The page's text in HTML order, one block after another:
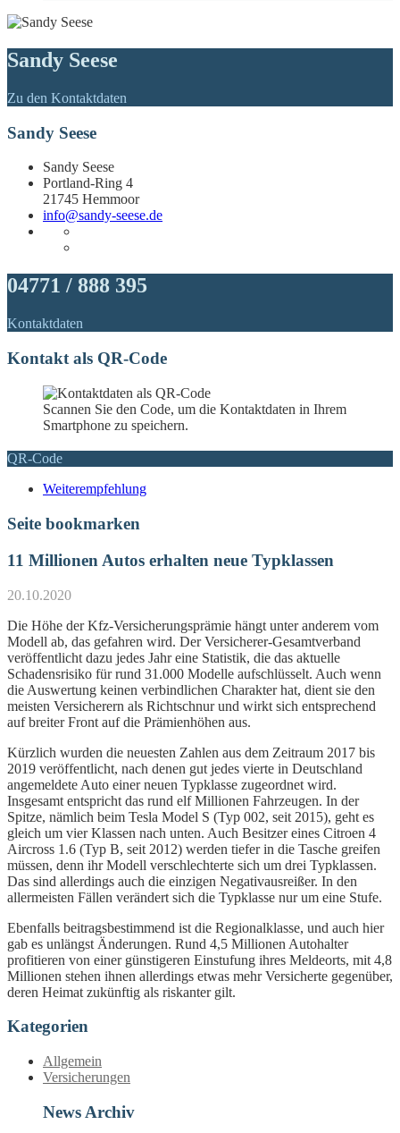
Sandy Seese
Zu den Kontaktdaten
Sandy Seese
Sandy Seese
Portland-Ring 4
21745 Hemmoor
info@sandy-seese.de
04771 / 888 395
Kontaktdaten
Kontakt als QR-Code
Scannen Sie den Code, um die Kontaktdaten in Ihrem
Smartphone zu speichern.
QR-Code
Weiterempfehlung
Seite bookmarken
11 Millionen Autos erhalten neue Typklassen
20.10.2020
Die Höhe der Kfz-Versicherungsprämie hängt unter anderem vom
Modell ab, das gefahren wird. Der Versicherer-Gesamtverband
veröffentlicht dazu jedes Jahr eine Statistik, die das aktuelle
Schadensrisiko für rund 31.000 Modelle aufschlüsselt. Auch wenn
die Auswertung keinen verbindlichen Charakter hat, dient sie den
meisten Versicherern als Richtschnur und wirkt sich entsprechend
auf breiter Front auf die Prämienhöhen aus.
Kürzlich wurden die neuesten Zahlen aus dem Zeitraum 2017 bis
2019 veröffentlicht, nach denen gut jedes vierte in Deutschland
angemeldete Auto einer neuen Typklasse zugeordnet wird.
Insgesamt entspricht das rund elf Millionen Fahrzeugen. In der
Spitze, nämlich beim Tesla Model S (Typ 002, seit 2015), geht es
gleich um vier Klassen nach unten. Auch Besitzer eines Citroen 4
Aircross 1.6 (Typ B, seit 2012) werden tiefer in die Tasche greifen
müssen, denn ihr Modell verschlechterte sich um drei Typklassen.
Das sind allerdings auch die einzigen Negativausreißer. In den
allermeisten Fällen verändert sich die Typklasse nur um eine Stufe.
Ebenfalls beitragsbestimmend ist die Regionalklasse, und auch hier
gab es unlängst Änderungen. Rund 4,5 Millionen Autohalter
profitieren von einer günstigeren Einstufung ihres Meldeorts, mit 4,8
Millionen stehen ihnen allerdings etwas mehr Versicherte gegenüber,
deren Heimat zukünftig als riskanter gilt.
Kategorien
Allgemein
Versicherungen
News Archiv